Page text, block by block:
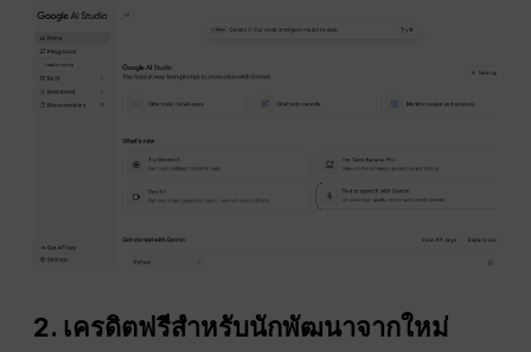
2. เครดิตฟรีสำหรับนักพัฒนาจากใหม่